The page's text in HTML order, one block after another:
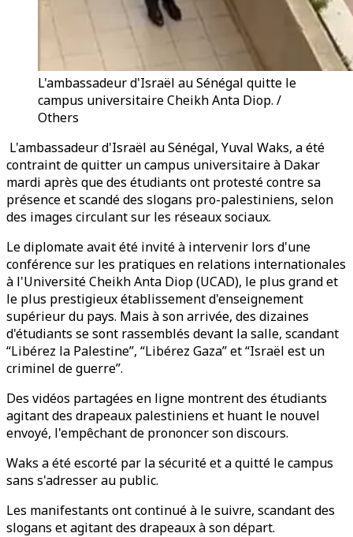
L'ambassadeur d'Israël au Sénégal quitte le
campus universitaire Cheikh Anta Diop. /
Others
L'ambassadeur d'Israël au Sénégal, Yuval Waks, a été
contraint de quitter un campus universitaire à Dakar
mardi après que des étudiants ont protesté contre sa
présence et scandé des slogans pro-palestiniens, selon
des images circulant sur les réseaux sociaux.
Le diplomate avait été invité à intervenir lors d'une
conférence sur les pratiques en relations internationales
à l'Université Cheikh Anta Diop (UCAD), le plus grand et
le plus prestigieux établissement d'enseignement
supérieur du pays. Mais à son arrivée, des dizaines
d'étudiants se sont rassemblés devant la salle, scandant
“Libérez la Palestine”, “Libérez Gaza” et “Israël est un
criminel de guerre”.
Des vidéos partagées en ligne montrent des étudiants
agitant des drapeaux palestiniens et huant le nouvel
envoyé, l'empêchant de prononcer son discours.
Waks a été escorté par la sécurité et a quitté le campus
sans s'adresser au public.
Les manifestants ont continué à le suivre, scandant des
slogans et agitant des drapeaux à son départ.